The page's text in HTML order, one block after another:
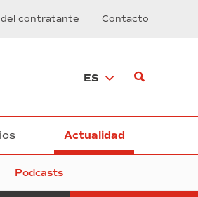
contratante Contacto
ES
Actualidad
Podcasts
en
Franca